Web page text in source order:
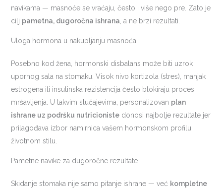
navikama — masnoće se vraćaju, često i više nego pre. Zato je
cilj pametna, dugoročna ishrana, a ne brzi rezultati.
Uloga hormona u nakupljanju masnoća
Posebno kod žena, hormonski disbalans može biti uzrok
upornog sala na stomaku. Visok nivo kortizola (stres), manjak
estrogena ili insulinska rezistencija često blokiraju proces
mršavljenja. U takvim slučajevima, personalizovan plan
ishrane uz podršku nutricionistedonosi najbolje rezultate jer
prilagođava izbor namirnica vašem hormonskom profilu i
životnom stilu.
Pametne navike za dugoročne rezultate
Skidanje stomaka nije samo pitanje ishrane — već kompletne